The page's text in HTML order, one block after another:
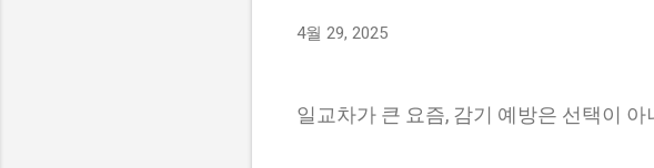
4월 29, 2025
일교차가 큰 요즘, 감기 예방은 선택이